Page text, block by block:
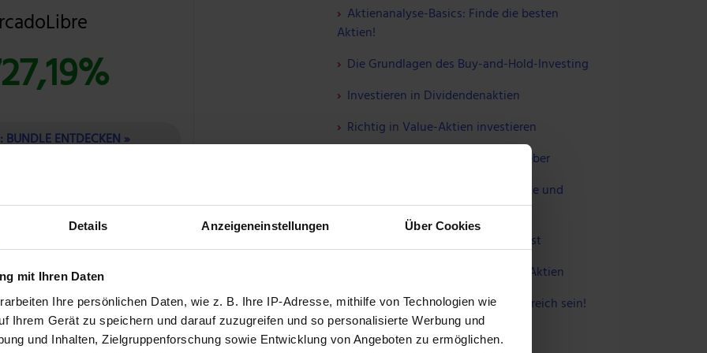
Details Anzeigeneinstellungen Über Cookies
mit Ihren Daten
Ihre persönlichen Daten, wie z. B. Ihre IP-Adresse, mithilfe von Technologien wie
Ihrem Gerät zu speichern und darauf zuzugreifen und so personalisierte Werbung und
und Inhalten, Zielgruppenforschung sowie Entwicklung von Angeboten zu ermöglichen.
BUNDLE ENTDECKEN »
gibt, was ein nachhaltiges Investment
ETF eigene Spielregeln aufstellen. Wie
ETF wirklich nur in Unternehmen zu
erachtet?
Aktienanalyse-Basics: Finde die besten
Aktien!
Die Grundlagen des Buy-and-Hold-Investing
Investieren in Dividendenaktien
Richtig in Value-Aktien investieren
Nebenwerte: Der ultimative Ratgeber
Wachstumsaktien: 1.000 % Rendite und
mehr
Wie du Tenbagger-Aktien aufspürst
So machst du Gewinne mit Tech-Aktien
Fintech-Aktien: So wirst du erfolgreich sein!